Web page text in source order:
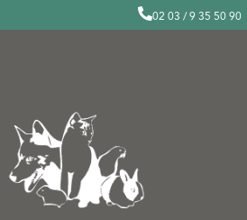
02 03 / 9 35 50 90